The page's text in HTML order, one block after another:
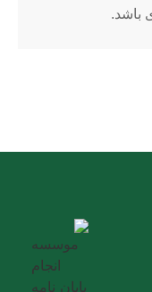
باشد.